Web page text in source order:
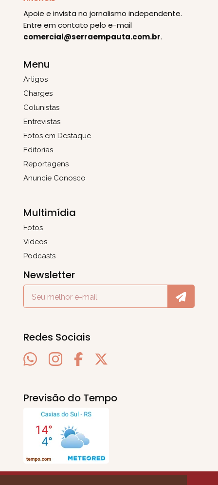
Apoie e invista no jornalismo independente.
Entre em contato pelo e-mail
comercial@serraempauta.com.br.
Menu
Artigos
Charges
Colunistas
Entrevistas
Fotos em Destaque
Editorias
Reportagens
Anuncie Conosco
Multimídia
Fotos
Vídeos
Podcasts
Newsletter
Redes Sociais
Previsão do Tempo